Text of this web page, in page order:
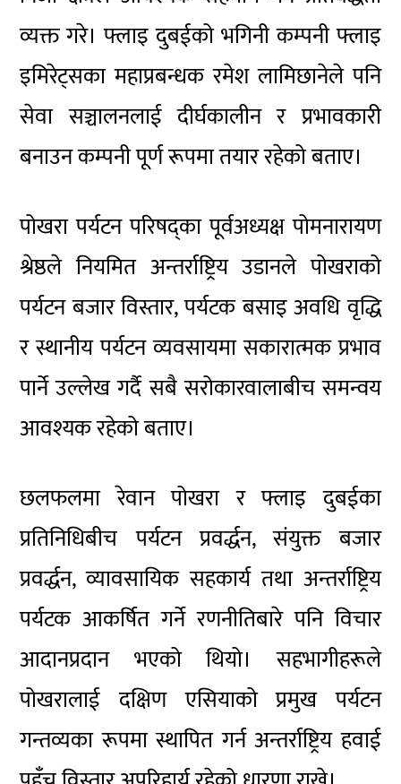
व्यक्त गरे। फ्लाइ दुबईको भगिनी कम्पनी फ्लाइ
इमिरेट्सका महाप्रबन्धक रमेश लामिछानेले पनि
सेवा सञ्चालनलाई दीर्घकालीन र प्रभावकारी
बनाउन कम्पनी पूर्ण रूपमा तयार रहेको बताए।
पोखरा पर्यटन परिषद्का पूर्वअध्यक्ष पोमनारायण
श्रेष्ठले नियमित अन्तर्राष्ट्रिय उडानले पोखराको
पर्यटन बजार विस्तार, पर्यटक बसाइ अवधि वृद्धि
र स्थानीय पर्यटन व्यवसायमा सकारात्मक प्रभाव
पार्ने उल्लेख गर्दै सबै सरोकारवालाबीच समन्वय
आवश्यक रहेको बताए।
छलफलमा रेवान पोखरा र फ्लाइ दुबईका
प्रतिनिधिबीच पर्यटन प्रवर्द्धन, संयुक्त बजार
प्रवर्द्धन, व्यावसायिक सहकार्य तथा अन्तर्राष्ट्रिय
पर्यटक आकर्षित गर्ने रणनीतिबारे पनि विचार
आदानप्रदान भएको थियो। सहभागीहरूले
पोखरालाई दक्षिण एसियाको प्रमुख पर्यटन
गन्तव्यका रूपमा स्थापित गर्न अन्तर्राष्ट्रिय हवाई